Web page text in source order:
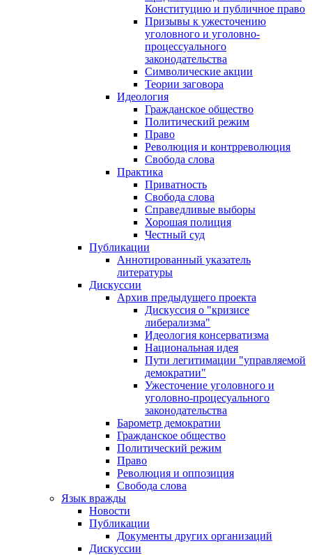
Конституцию и публичное право
Призывы к ужесточению
уголовного и уголовно-
процессуального
законодательства
Символические акции
Теории заговора
Идеология
Гражданское общество
Политический режим
Право
Революция и контрреволюция
Свобода слова
Практика
Приватность
Свобода слова
Справедливые выборы
Хорошая полиция
Честный суд
Публикации
Аннотированный указатель
литературы
Дискуссии
Архив предыдущего проекта
Дискуссия о "кризисе
либерализма"
Идеология консерватизма
Национальная идея
Пути легитимации "управляемой
демократии"
Ужесточение уголовного и
уголовно-процесуального
законодательства
Барометр демократии
Гражданское общество
Политический режим
Право
Революция и оппозиция
Свобода слова
Язык вражды
Новости
Публикации
Документы других организаций
Дискуссии